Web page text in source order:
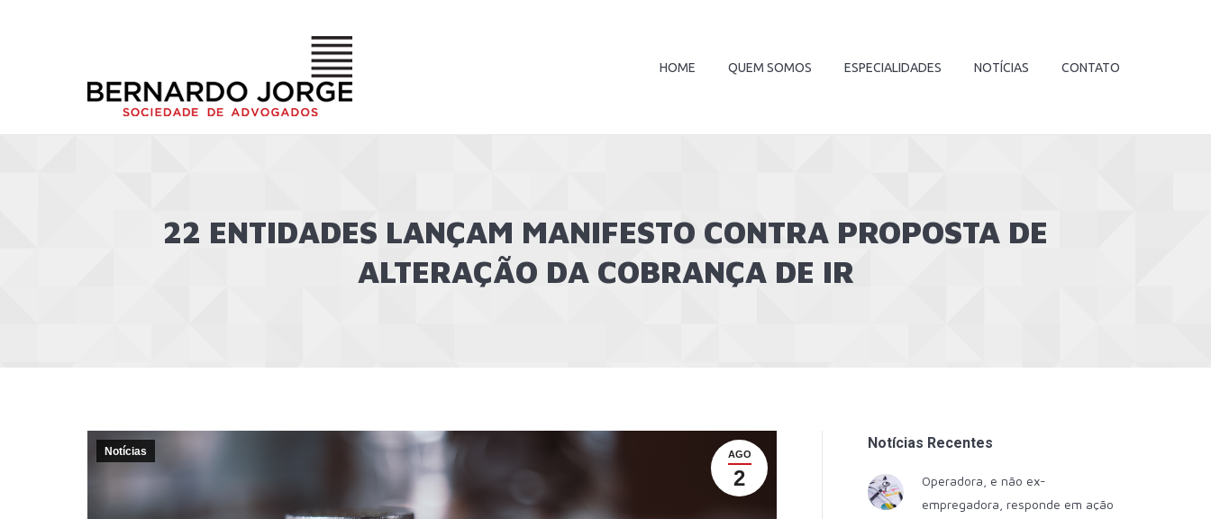
HOME QUEM SOMOS ESPECIALIDADES NOTÍCIAS CONTATO
22 ENTIDADES LANÇAM MANIFESTO CONTRA PROPOSTA DE
ALTERAÇÃO DA COBRANÇA DE IR
AGO
2
Notícias Notícias Recentes
Operadora, e não ex-
empregadora, responde em ação